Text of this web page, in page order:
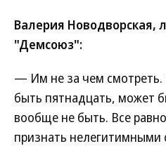
Валерия Новодворская,
"Демсоюз":
— Им не за чем
быть пятнадцать, может
вообще не быть. Все
признать нелегитимными